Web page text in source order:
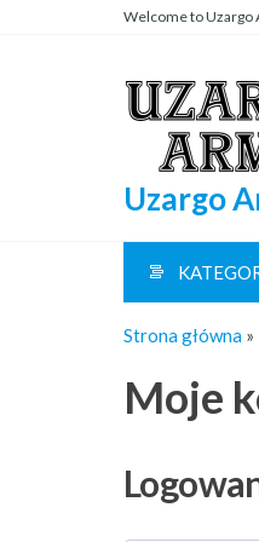
Welcome to Uzargo
Uzargo
Strona główna »
Moje